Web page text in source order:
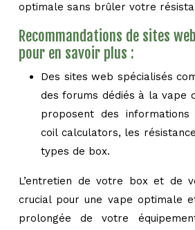
optimale sans brûler votre
Recommandations de sites
pour en savoir plus :
Des sites web spécialisés
des forums dédiés à la vape
proposent des
coil calculators, les
types de box.
L’entretien de votre box et de
crucial pour une vape optimale
prolongée de votre